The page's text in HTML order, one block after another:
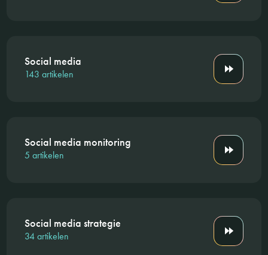
Social media
143 artikelen
Social media monitoring
5 artikelen
Social media strategie
34 artikelen